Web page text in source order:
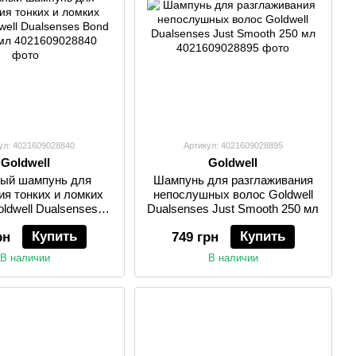
4021609028840
Goldwell
шампунь для
тонких и ломких
Dualsenses
Pro 100 мл
Купить
В наличии
Артикул: 4021609028895
Goldwell
Шампунь для разглаживания
непослушных волос Goldwell
Dualsenses Just Smooth 250 мл
749 грн Купить
В наличии